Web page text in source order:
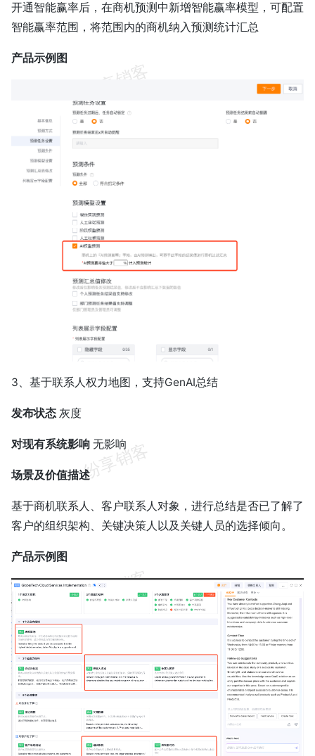
开通智能赢率后，在商机预测中新增智能赢率模型，可配置
智能赢率范围，将范围内的商机纳入预测统计汇总
产品示例图
3、基于联系人权力地图，支持GenAI总结
发布状态 灰度
对现有系统影响 无影响
场景及价值描述
基于商机联系人、客户联系人对象，进行总结是否已了解了
客户的组织架构、关键决策人以及关键人员的选择倾向。
产品示例图